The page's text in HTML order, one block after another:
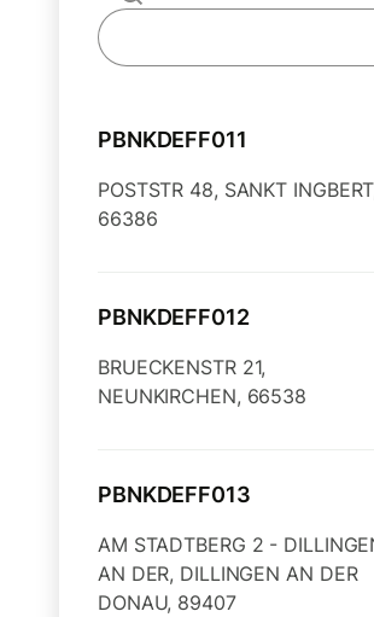
PBNKDEFF011
POSTSTR 48, SANKT
66386
PBNKDEFF012
BRUECKENSTR 21,
NEUNKIRCHEN, 66538
PBNKDEFF013
AM STADTBERG 2 -
AN DER, DILLINGEN AN DER
DONAU, 89407